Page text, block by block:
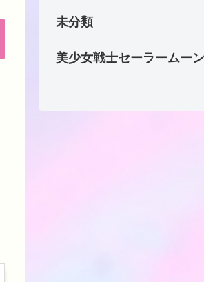
未分類
美少女戦士セーラームーン